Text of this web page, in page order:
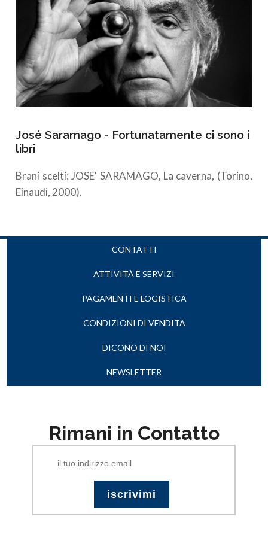
José Saramago - Fortunatamente ci sono i
libri
Brani scelti: JOSE' SARAMAGO, La caverna, (Torino,
Einaudi, 2000).
CONTATTI
ATTIVITÀ E SERVIZI
PAGAMENTI E LOGISTICA
CONDIZIONI DI VENDITA
DICONO DI NOI
NEWSLETTER
Rimani in Contatto